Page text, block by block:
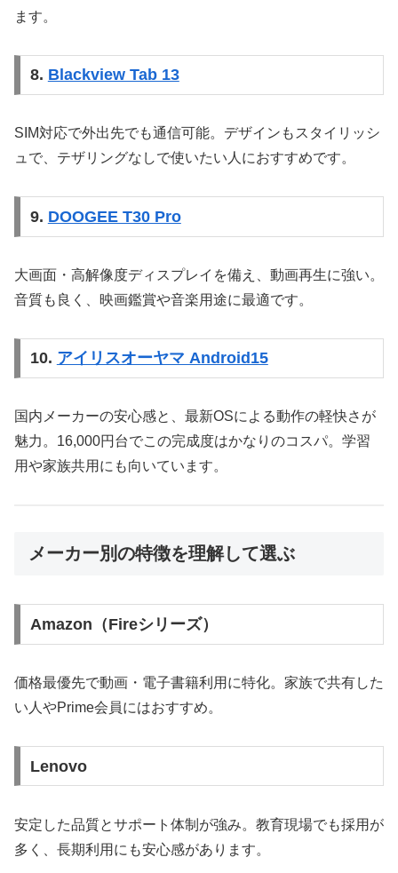
ます。
8. Blackview Tab 13
SIM対応で外出先でも通信可能。デザインもスタイリッシ
ュで、テザリングなしで使いたい人におすすめです。
9. DOOGEE T30 Pro
大画面・高解像度ディスプレイを備え、動画再生に強い。
音質も良く、映画鑑賞や音楽用途に最適です。
10. アイリスオーヤマ Android15
国内メーカーの安心感と、最新OSによる動作の軽快さが
魅力。16,000円台でこの完成度はかなりのコスパ。学習
用や家族共用にも向いています。
メーカー別の特徴を理解して選ぶ
Amazon（Fireシリーズ）
価格最優先で動画・電子書籍利用に特化。家族で共有した
い人やPrime会員にはおすすめ。
Lenovo
安定した品質とサポート体制が強み。教育現場でも採用が
多く、長期利用にも安心感があります。